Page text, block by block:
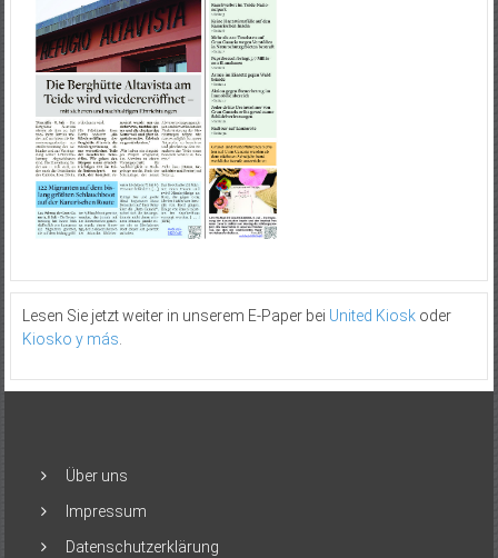
Lesen Sie jetzt weiter in unserem E-Paper bei United Kioskoder
Kiosko y más
Über uns
Impressum
Datenschutzerklärung